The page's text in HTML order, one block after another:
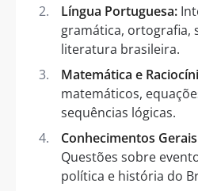
Língua Portuguesa:
gramática, ortografia,
literatura brasileira.
Matemática e
matemáticos,
sequências lógicas.
Conhecimentos
Questões sobre
política e história do